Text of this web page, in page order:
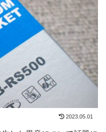
2023.05.01